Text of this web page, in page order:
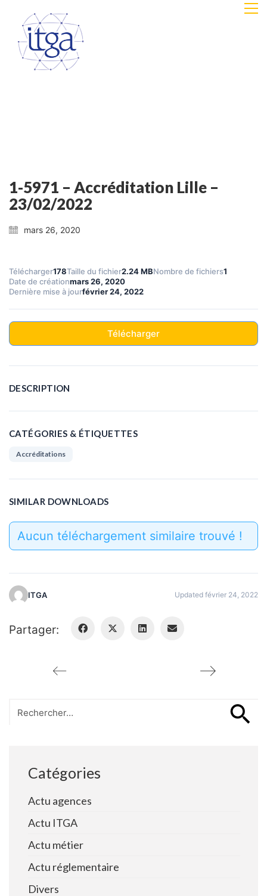
1-5971 – Accréditation Lille –
23/02/2022
mars 26, 2020
Télécharger178Taille du fichier2.24 MBNombre de fichiers1
Date de créationmars 26, 2020
Dernière mise à jourfévrier 24, 2022
Télécharger
DESCRIPTION
CATÉGORIES & ÉTIQUETTES
Accréditations
SIMILAR DOWNLOADS
Aucun téléchargement similaire trouvé !
ITGA Updated février 24, 2022
Partager:
for:
Catégories
Actu agences
Actu ITGA
Actu métier
Actu réglementaire
Divers